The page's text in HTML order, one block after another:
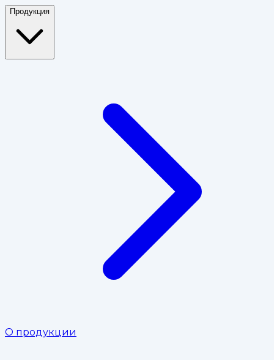
Продукция
О продукции